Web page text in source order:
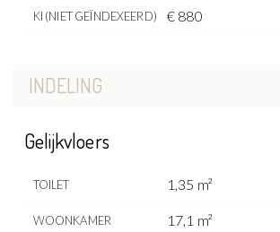
KI (NIET GEÏNDEXEERD) € 880
INDELING
Gelijkvloers
TOILET 1,35 m²
WOONKAMER 17,1 m²